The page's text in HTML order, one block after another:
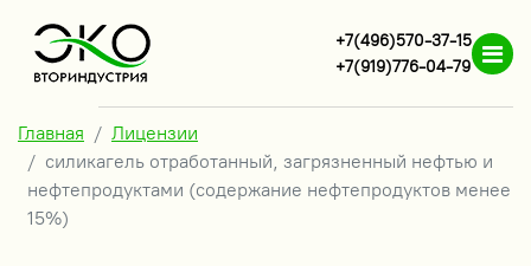
+7(496)570-37-15
+7(919)776-04-79
Главная
Лицензии
силикагель отработанный, загрязненный нефтью и
нефтепродуктами (содержание нефтепродуктов менее
15%)